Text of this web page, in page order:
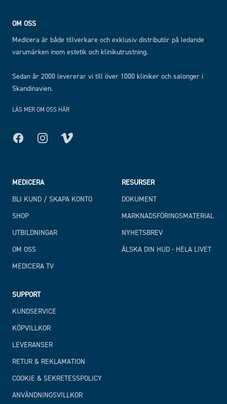
OM OSS
Medicera är både tillverkare och exklusiv distributör på ledande
varumärken inom estetik och klinikutrustning.
Sedan år 2000 levererar vi till över 1000 kliniker och salonger i
Skandinavien.
LÄS MER OM OSS HÄR
FacebookInstagram
MEDICERA
BLI KUND / SKAPA KONTO
SHOP
UTBILDNINGAR
OM OSS
MEDICERA TV
RESURSER
DOKUMENT
MARKNADSFÖRINGSMATERIAL
NYHETSBREV
ÄLSKA DIN HUD - HELA LIVET
SUPPORT
KUNDSERVICE
KÖPVILLKOR
LEVERANSER
RETUR & REKLAMATION
COOKIE & SEKRETESSPOLICY
ANVÄNDNINGSVILLKOR